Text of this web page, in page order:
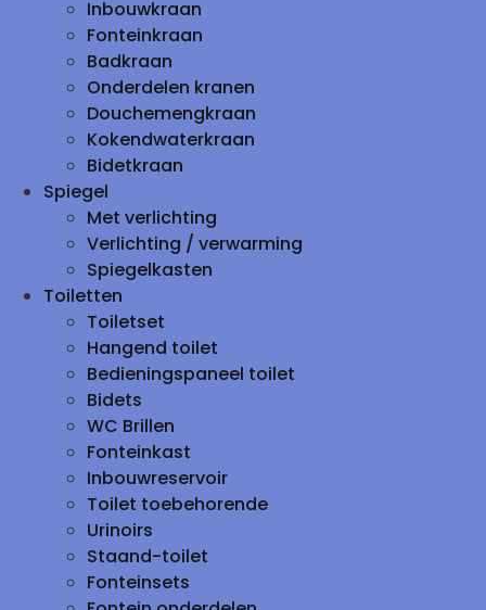
Inbouwkraan
Fonteinkraan
Badkraan
Onderdelen kranen
Douchemengkraan
Kokendwaterkraan
Bidetkraan
Spiegel
Met verlichting
Verlichting / verwarming
Spiegelkasten
Toiletten
Toiletset
Hangend toilet
Bedieningspaneel toilet
Bidets
WC Brillen
Fonteinkast
Inbouwreservoir
Toilet toebehorende
Urinoirs
Staand-toilet
Fonteinsets